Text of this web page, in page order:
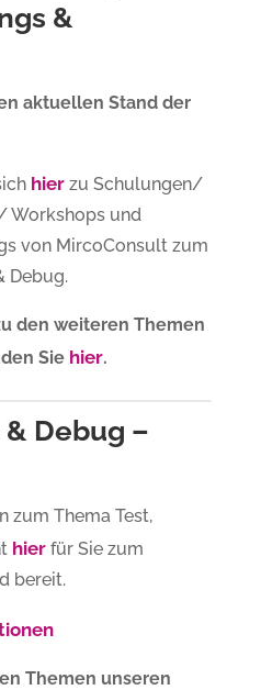
&
aktuellen Stand der
hier zu Schulungen/
Workshops und
von MircoConsult zum
Debug.
den weiteren Themen
Sie hier.
Debug –
zum Thema Test,
hier für Sie zum
bereit.
Themen unseren